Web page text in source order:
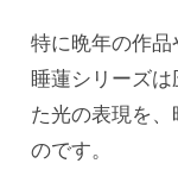
特に晩年の作
睡蓮シリーズ
た光の表現を
のです。